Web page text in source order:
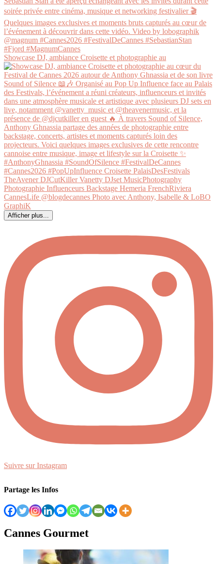
Showcase DJ, ambiance Croisette et photographie au
Afficher plus...
Suivre sur Instagram
Partage les Infos
Cannes Gourmet